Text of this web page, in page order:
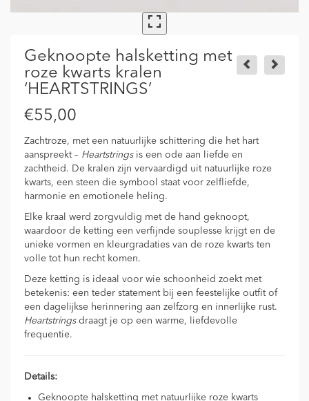
Geknoopte halsketting met
roze kwarts kralen
‘HEARTSTRINGS’
€55,00
Zachtroze, met een natuurlijke schittering die het hart
aanspreekt – Heartstringsis een ode aan liefde en
zachtheid. De kralen zijn vervaardigd uit natuurlijke roze
kwarts, een steen die symbool staat voor zelfliefde,
harmonie en emotionele heling.
Elke kraal werd zorgvuldig met de hand geknoopt,
waardoor de ketting een verfijnde souplesse krijgt en de
unieke vormen en kleurgradaties van de roze kwarts ten
volle tot hun recht komen.
Deze ketting is ideaal voor wie schoonheid zoekt met
betekenis: een teder statement bij een feestelijke outfit of
een dagelijkse herinnering aan zelfzorg en innerlijke rust.
Heartstringsdraagt je op een warme, liefdevolle
frequentie.
Details:
Geknoopte halsketting met natuurlijke roze kwarts